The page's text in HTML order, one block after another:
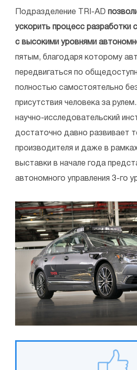
Подразделение TRI-AD
ускорить процесс разработки
с высокими уровнями
пятым, благодаря которому
передвигаться по
полностью самостоятельно
присутствия человека за
научно-исследовательский
достаточно давно развивает
производителя и даже в
выставки в начале года
автономного управления 3-го